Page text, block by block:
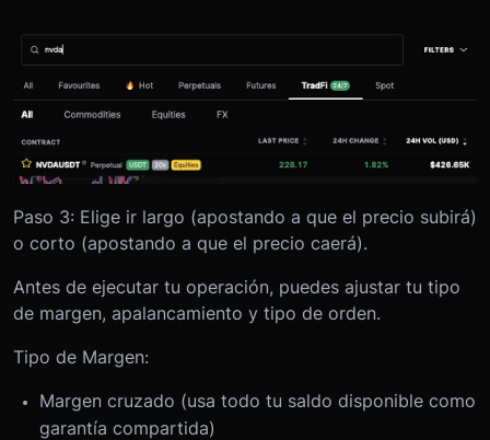
Paso 3: Elige ir largo (apostando a que el precio subirá)
o corto (apostando a que el precio caerá).
Antes de ejecutar tu operación, puedes ajustar tu tipo
de margen, apalancamiento y tipo de orden.
Tipo de Margen:
Margen cruzado (usa todo tu saldo disponible como
garantía compartida)